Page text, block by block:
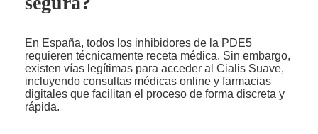
En España, todos los inhibidores de la PDE5
requieren técnicamente receta médica. Sin embargo,
existen vías legítimas para acceder al Cialis Suave,
incluyendo consultas médicas online y farmacias
digitales que facilitan el proceso de forma discreta y
rápida.